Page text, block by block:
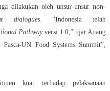
dilakukan oleh unsur-unsur non-
dialogues. “Indonesia telah
Pathwayversi 1.0,” ujar Anang
UN Food Systems Summit”,
kuat terhadap pelaksanaan